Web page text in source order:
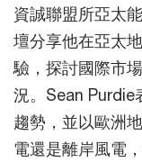
資誠聯盟所亞太
壇分享他在亞太
驗，探討國際市
況。Sean Purdie
趨勢，並以歐洲
電還是離岸風電